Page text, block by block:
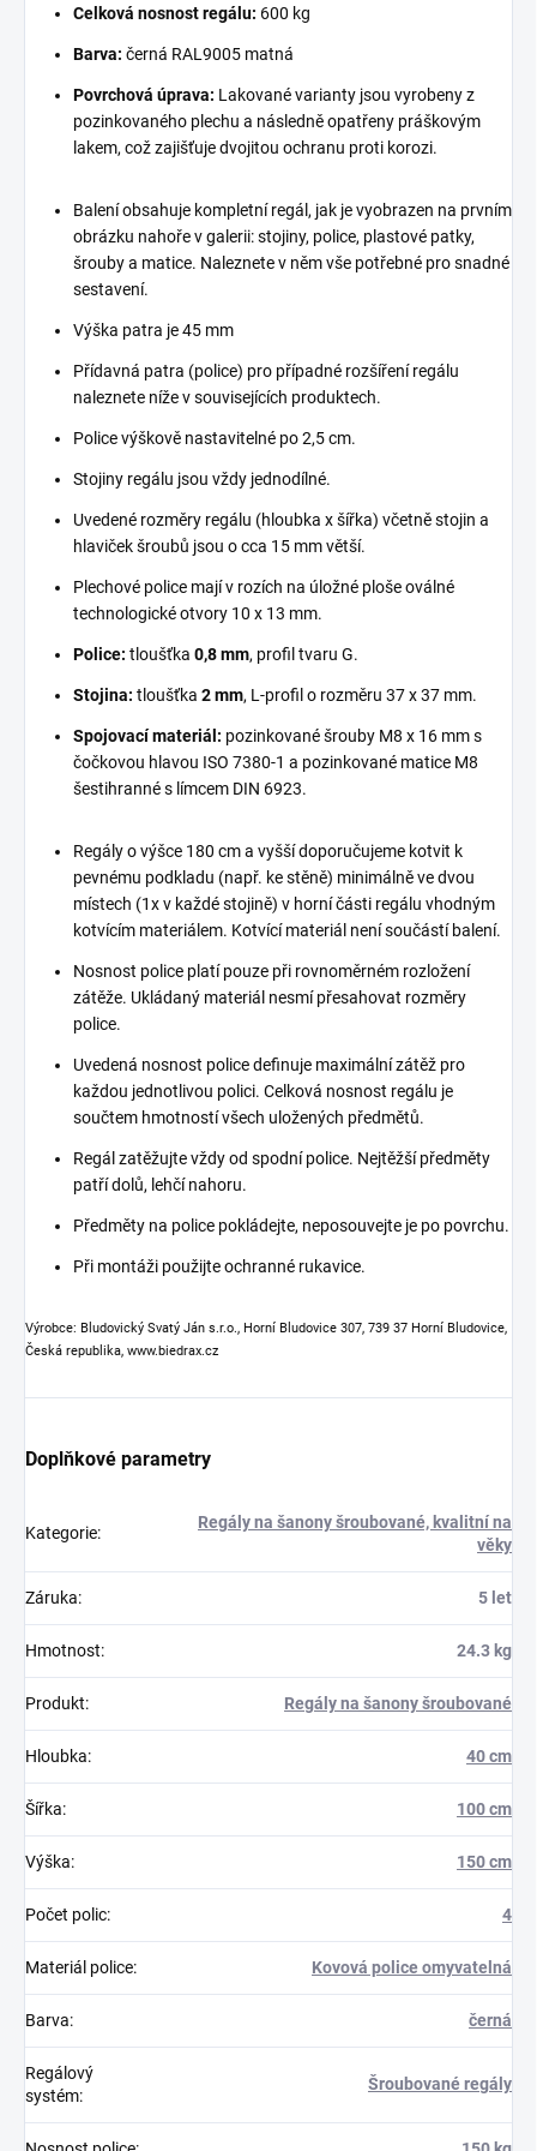
Celková nosnost regálu: 600 kg
Barva: černá RAL9005 matná
Povrchová úprava: Lakované varianty jsou vyrobeny z
pozinkovaného plechu a následně opatřeny práškovým
lakem, což zajišťuje dvojitou ochranu proti korozi.
Balení obsahuje kompletní regál, jak je vyobrazen na prvním
obrázku nahoře v galerii: stojiny, police, plastové patky,
šrouby a matice. Naleznete v něm vše potřebné pro snadné
sestavení.
Výška patra je 45 mm
Přídavná patra (police) pro případné rozšíření regálu
naleznete níže v souvisejících produktech.
Police výškově nastavitelné po 2,5 cm.
Stojiny regálu jsou vždy jednodílné.
Uvedené rozměry regálu (hloubka x šířka) včetně stojin a
hlaviček šroubů jsou o cca 15 mm větší.
Plechové police mají v rozích na úložné ploše oválné
technologické otvory 10 x 13 mm.
Police: tloušťka 0,8 mm, profil tvaru G.
Stojina: tloušťka 2 mm, L-profil o rozměru 37 x 37 mm.
Spojovací materiál: pozinkované šrouby M8 x 16 mm s
čočkovou hlavou ISO 7380-1 a pozinkované matice M8
šestihranné s límcem DIN 6923.
Regály o výšce 180 cm a vyšší doporučujeme kotvit k
pevnému podkladu (např. ke stěně) minimálně ve dvou
místech (1x v každé stojině) v horní části regálu vhodným
kotvícím materiálem. Kotvící materiál není součástí balení.
Nosnost police platí pouze při rovnoměrném rozložení
zátěže. Ukládaný materiál nesmí přesahovat rozměry
police.
Uvedená nosnost police definuje maximální zátěž pro
každou jednotlivou polici. Celková nosnost regálu je
součtem hmotností všech uložených předmětů.
Regál zatěžujte vždy od spodní police. Nejtěžší předměty
patří dolů, lehčí nahoru.
Předměty na police pokládejte, neposouvejte je po povrchu.
Při montáži použijte ochranné rukavice.
Výrobce: Bludovický Svatý Ján s.r.o., Horní Bludovice 307, 739 37 Horní Bludovice,
Česká republika, www.biedrax.cz
Doplňkové parametry
Kategorie:
Regály na šanony šroubované, kvalitní na
věky
Záruka: 5 let
Hmotnost: 24.3 kg
Produkt: Regály na šanony šroubované
Hloubka: 40 cm
Šířka: 100 cm
Výška: 150 cm
Počet polic: 4
Materiál police: Kovová police omyvatelná
Barva: černá
Regálový
systém:
Šroubované regály